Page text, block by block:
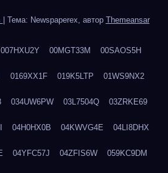
Тема: Newspaperex, автор Themeansar
007HXU2Y 00MGT33M 00SAOS5H
0169XX1F 019K5LTP 01WS9NX2
034UW6PW 03L7504Q 03ZRKE69
04H0HX0B 04KWVG4E 04LI8DHX
04YFC57J 04ZFIS6W 059KC9DM